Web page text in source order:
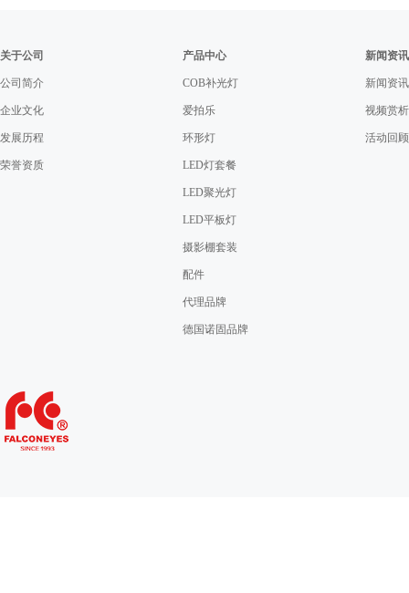
关于公司
公司简介
企业文化
发展历程
荣誉资质
产品中心
COB补光灯
爱拍乐
环形灯
LED灯套餐
LED聚光灯
LED平板灯
摄影棚套装
配件
代理品牌
德国诺固品牌
新闻资讯
新闻资讯
视频赏析
活动回顾